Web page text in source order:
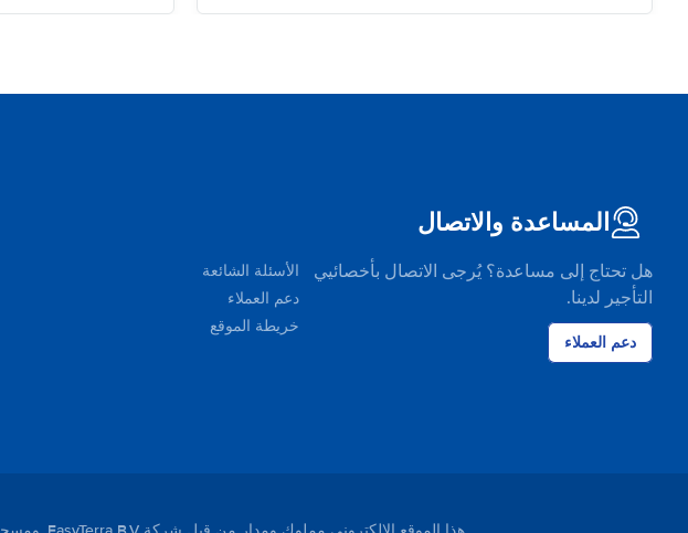
المساعدة والاتصال
هل تحتاج إلى مساعدة؟ يُرجى الاتصال بأخصائيي
التأجير لدينا.
دعم العملاء
الأسئلة الشائعة
دعم العملاء
خريطة الموقع